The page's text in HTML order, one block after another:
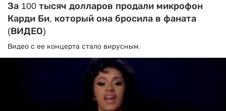
За 100 тысяч долларов продали микрофон
Карди Би, который она бросила в фаната
(ВИДЕО)
Видео с ее концерта стало вирусным.